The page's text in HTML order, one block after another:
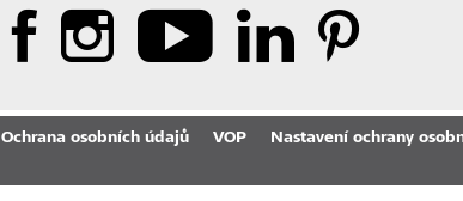
Ochrana osobních údajů VOP
Nastavení ochrany